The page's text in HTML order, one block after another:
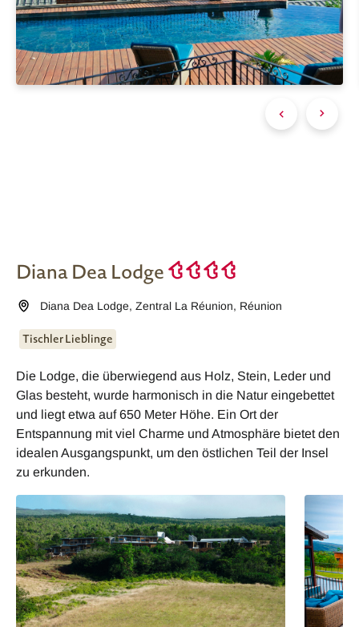
Diana Dea Lodge
Diana Dea Lodge,Zentral La Réunion, Réunion
Tischler Lieblinge
Die Lodge, die überwiegend aus Holz, Stein, Leder und
Glas besteht, wurde harmonisch in die Natur eingebettet
und liegt etwa auf 650 Meter Höhe. Ein Ort der
Entspannung mit viel Charme und Atmosphäre bietet den
idealen Ausgangspunkt, um den östlichen Teil der Insel
zu erkunden.